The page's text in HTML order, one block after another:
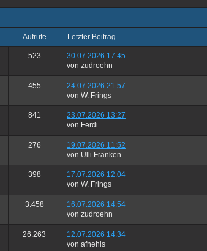
Aufrufe letzter Beitrag
523
30.07.2026 17:45
von zudroehn
455
24.07.2026 21:57
von W. Frings
841
23.07.2026 13:27
von Ferdi
276
19.07.2026 11:52
von Ulli Franken
398
17.07.2026 12:04
von W. Frings
3.458
16.07.2026 14:54
von zudroehn
26.263
12.07.2026 14:34
von afnehls